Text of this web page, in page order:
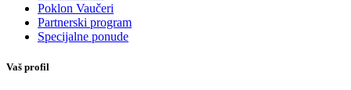
Poklon Vaučeri
Partnerski program
Specijalne ponude
Vaš profil